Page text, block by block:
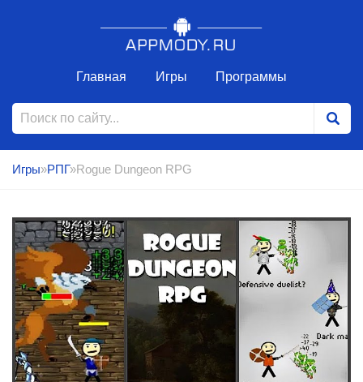
Главная Игры Программы
Игры»РПГ»Rogue Dungeon RPG